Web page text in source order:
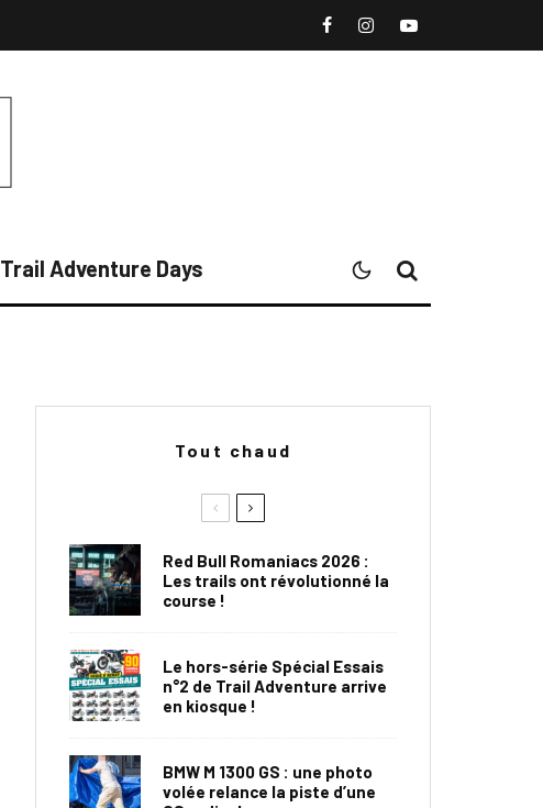
Trail Adventure Days
Tout chaud
Red Bull Romaniacs 2026 :
Les trails ont révolutionné la
course !
Le hors-série Spécial Essais
n°2 de Trail Adventure arrive
en kiosque !
BMW M 1300 GS : une photo
volée relance la piste d’une